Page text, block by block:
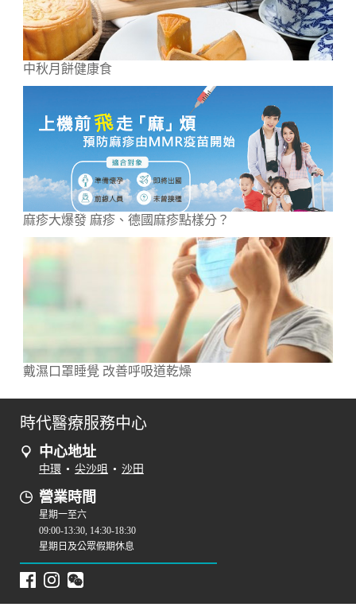
中秋月餅健康食
麻疹大爆發 麻疹、德國麻疹點樣分？
戴濕口罩睡覺 改善呼吸道乾燥
時代醫療服務中心
中心地址
中環 • 尖沙咀 • 沙田
營業時間
星期一至六
09:00-13:30, 14:30-18:30
星期日及公眾假期休息